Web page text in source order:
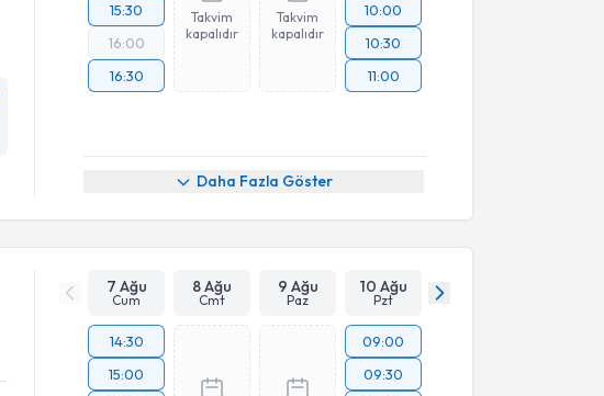
15:30
16:00
16:30
Takvim
kapalıdır
Takvim
kapalıdır
10:00
10:30
11:00
Daha Fazla Göster
7 Ağu
Cum
8 Ağu
Cmt
9 Ağu
Paz
10 Ağu
Pzt
14:30
15:00
09:00
09:30